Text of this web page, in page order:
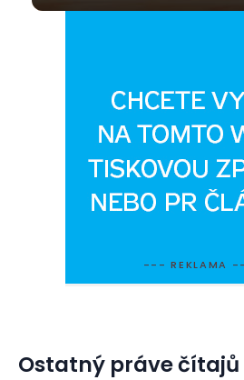
Ostatný práve čítajů
--- REKLAMA